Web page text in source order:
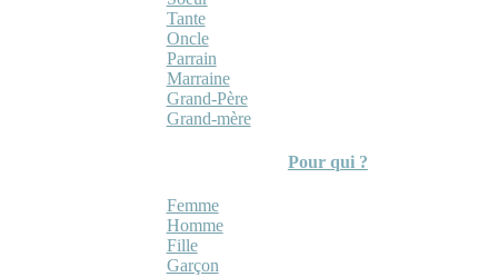
Tante
Oncle
Parrain
Marraine
Grand-Père
Grand-mère
Pour qui ?
Femme
Homme
Fille
Garçon